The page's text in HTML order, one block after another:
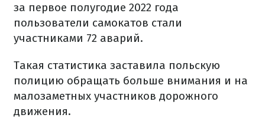
за первое полугодие 2022 года
пользователи самокатов стали
участниками 72 аварий.
Такая статистика заставила польскую
полицию обращать больше внимания и на
малозаметных участников дорожного
движения.